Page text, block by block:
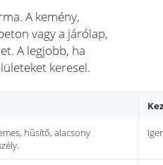
A kemény,
vagy a járólap,
A legjobb, ha
keresel.
hűsítő, alacsony